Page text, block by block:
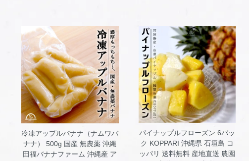
冷凍アップルバナナ（ナムワバ
ナナ） 500g 国産 無農薬 沖縄
田福バナナファーム 沖縄産 ア
パイナップルフローズン 6パッ
ク KOPPARI 沖縄県 石垣島 コ
ッパリ 送料無料 産地直送 農園